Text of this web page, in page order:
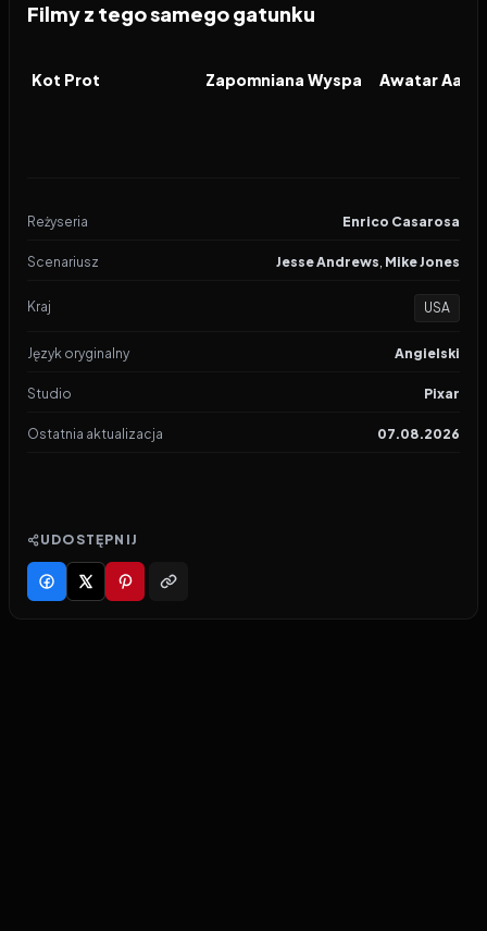
Filmy z tego samego gatunku
FILM
Kot Prot FILM
Zapomniana Wyspa FILM
Reżyseria Enrico Casarosa
Scenariusz Jesse Andrews, Mike Jones
Kraj USA
Język oryginalny Angielski
Studio Pixar
Ostatnia aktualizacja 07.08.2026
UDOSTĘPNIJ